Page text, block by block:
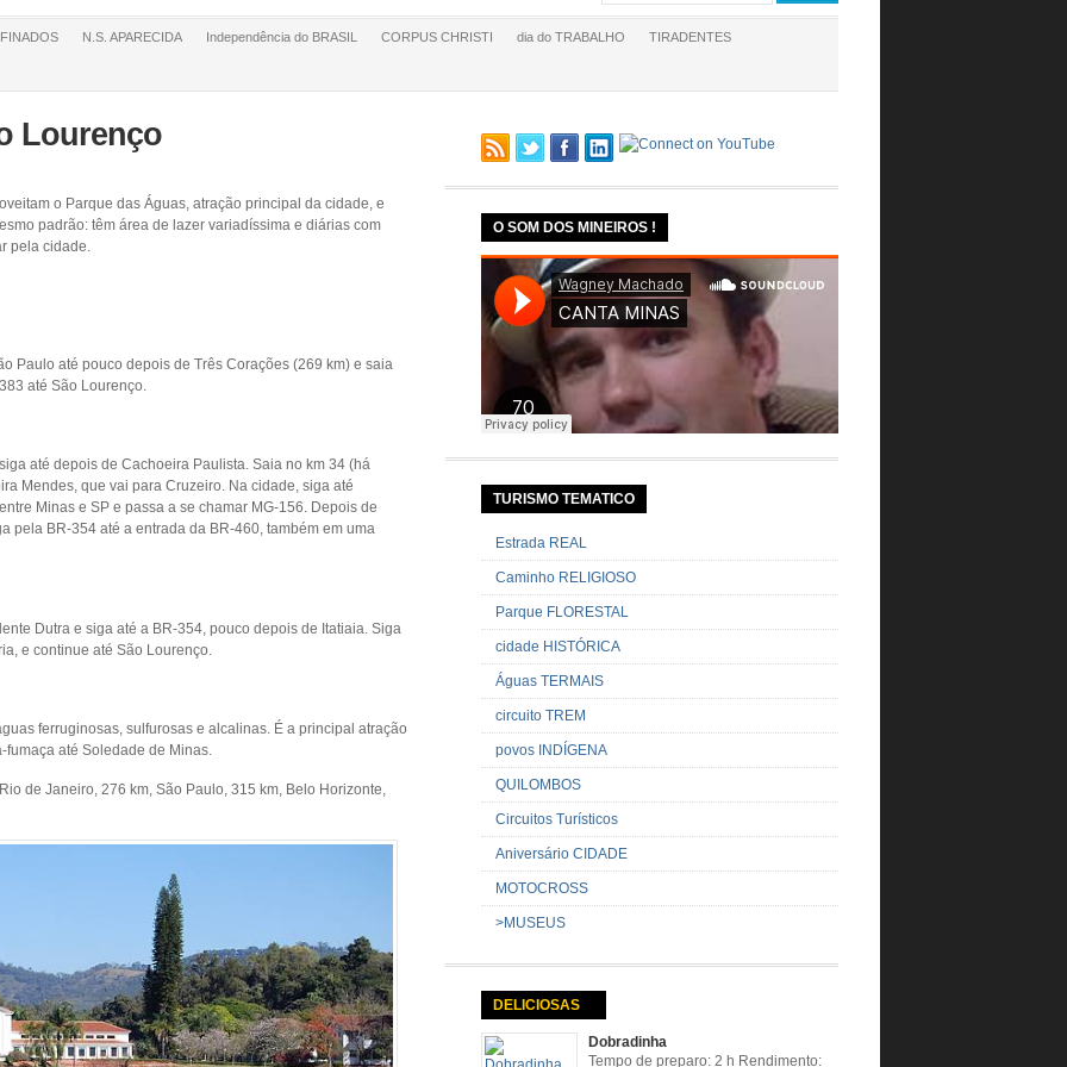
FINADOS N.S. APARECIDA Independência do BRASIL CORPUS CHRISTI dia do TRABALHO TIRADENTES
Lourenço
o Parque das Águas, atração principal da cidade, e
padrão: têm área de lazer variadíssima e diárias com
pela cidade.
Paulo até pouco depois de Três Corações (269 km) e saia
até São Lourenço.
até depois de Cachoeira Paulista. Saia no km 34 (há
Mendes, que vai para Cruzeiro. Na cidade, siga até
Minas e SP e passa a se chamar MG-156. Depois de
pela BR-354 até a entrada da BR-460, também em uma
Dutra e siga até a BR-354, pouco depois de Itatiaia. Siga
e continue até São Lourenço.
ferruginosas, sulfurosas e alcalinas. É a principal atração
até Soledade de Minas.
de Janeiro, 276 km, São Paulo, 315 km, Belo Horizonte,
O SOM DOS MINEIROS !
TURISMO TEMATICO
Estrada REAL
Caminho RELIGIOSO
Parque FLORESTAL
cidade HISTÓRICA
Águas TERMAIS
circuito TREM
povos INDÍGENA
QUILOMBOS
Circuitos Turísticos
Aniversário CIDADE
MOTOCROSS
>MUSEUS
DELICIOSAS
Dobradinha
Tempo de preparo: 2 h Rendimento: